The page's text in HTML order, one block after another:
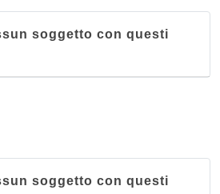
soggetto con questi
soggetto con questi